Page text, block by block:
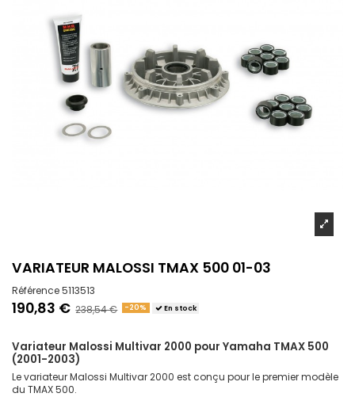
VARIATEUR MALOSSI TMAX 500 01-03
Référence5113513
190,83 € 238,54 € -20% En stock
Variateur Malossi Multivar 2000 pour Yamaha TMAX 500
(2001-2003)
Le variateur Malossi Multivar 2000 est conçu pour le premier modèle
du TMAX 500.